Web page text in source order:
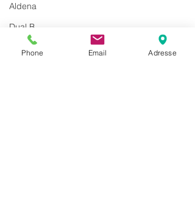
Aldena
Dual B
AccuLink
Phone Email Adresse